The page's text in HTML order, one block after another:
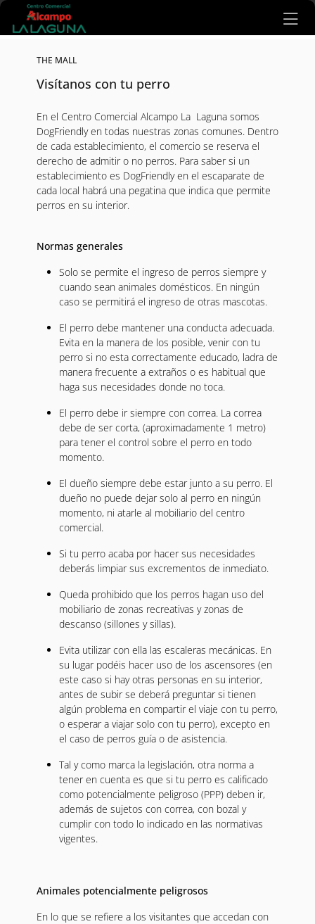
Ir al contenido principal
THE MALL
Visítanos con tu perro
En el Centro Comercial Alcampo La Laguna somos
DogFriendly en todas nuestras zonas comunes. Dentro
de cada establecimiento, el comercio se reserva el
derecho de admitir o no perros. Para saber si un
establecimiento es DogFriendly en el escaparate de
cada local habrá una pegatina que indica que permite
perros en su interior.
Normas generales
Solo se permite el ingreso de perros siempre y
cuando sean animales domésticos. En ningún
caso se permitirá el ingreso de otras mascotas.
El perro debe mantener una conducta adecuada.
Evita en la manera de los posible, venir con tu
perro si no esta correctamente educado, ladra de
manera frecuente a extraños o es habitual que
haga sus necesidades donde no toca.
El perro debe ir siempre con correa. La correa
debe de ser corta, (aproximadamente 1 metro)
para tener el control sobre el perro en todo
momento.
El dueño siempre debe estar junto a su perro. El
dueño no puede dejar solo al perro en ningún
momento, ni atarle al mobiliario del centro
comercial.
Si tu perro acaba por hacer sus necesidades
deberás limpiar sus excrementos de inmediato.
Queda prohibido que los perros hagan uso del
mobiliario de zonas recreativas y zonas de
descanso (sillones y sillas).
Evita utilizar con ella las escaleras mecánicas. En
su lugar podéis hacer uso de los ascensores (en
este caso si hay otras personas en su interior,
antes de subir se deberá preguntar si tienen
algún problema en compartir el viaje con tu perro,
o esperar a viajar solo con tu perro), excepto en
el caso de perros guía o de asistencia.
Tal y como marca la legislación, otra norma a
tener en cuenta es que si tu perro es calificado
como potencialmente peligroso (PPP) deben ir,
además de sujetos con correa, con bozal y
cumplir con todo lo indicado en las normativas
vigentes.
Animales potencialmente peligrosos
En lo que se refiere a los visitantes que accedan con